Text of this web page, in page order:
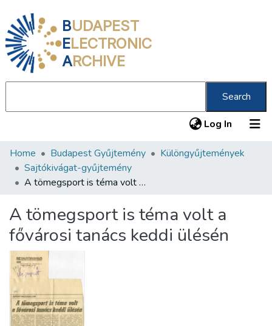
BUDAPEST
ELECTRONIC
ARCHIVE
Search
Log In (current)
Communities & Collections
All of DSpace
About us
Home Budapest Gyűjtemény
Különgyűjtemények
Sajtókivágat-gyűjtemény
A tömegsport is téma volt a fővárosi tanács keddi ülésén
A tömegsport is téma volt a
fővárosi tanács keddi ülésén